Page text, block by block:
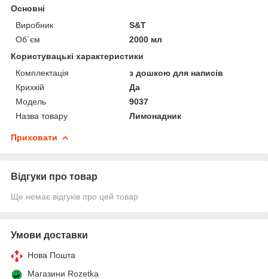
Основні
Виробник
S&T
Об`єм
2000 мл
Користувацькі характеристики
Комплектація
з дошкою для написів
Крихкій
Да
Мoдель
9037
Назва товару
Лимонадник
Приховати
Відгуки про товар
Ще немає відгуків про цей товар
Умови доставки
Нова Пошта
Магазини Rozetka